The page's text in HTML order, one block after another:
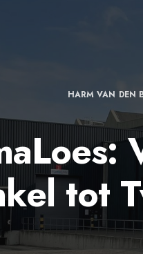
HARM VAN DEN
tot